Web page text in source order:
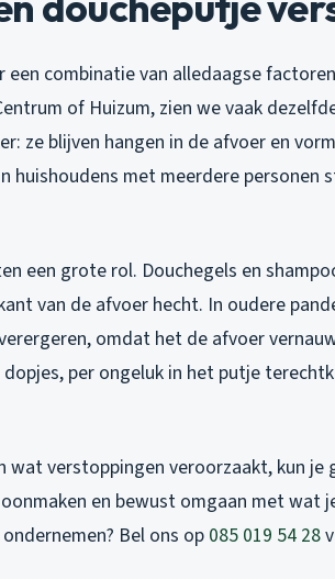
combinatie van alledaagse
of Huizum, zien we vaak
ze blijven hangen in de afvoer en
huishoudens met meerdere personen
een grote rol. Douchegels en
van de afvoer hecht. In oudere
omdat het de afvoer
per ongeluk in het putje
wat verstoppingen veroorzaakt, kun je
en bewust omgaan met wat
Bel ons op 085 019 54 28